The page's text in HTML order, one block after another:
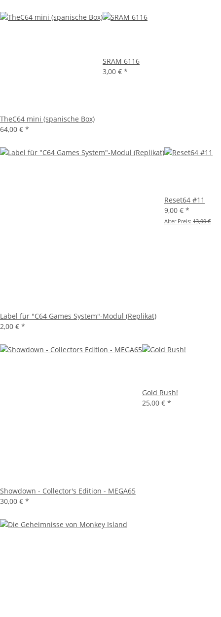
TheC64 mini (spanische Box)
64,00 € *
SRAM 6116
3,00 € *
Label für "C64 Games System"-Modul (Replikat)
2,00 € *
Reset64 #11
9,00 € *
Alter Preis: 13,00 €
Showdown - Collector's Edition - MEGA65
30,00 € *
Gold Rush!
25,00 € *